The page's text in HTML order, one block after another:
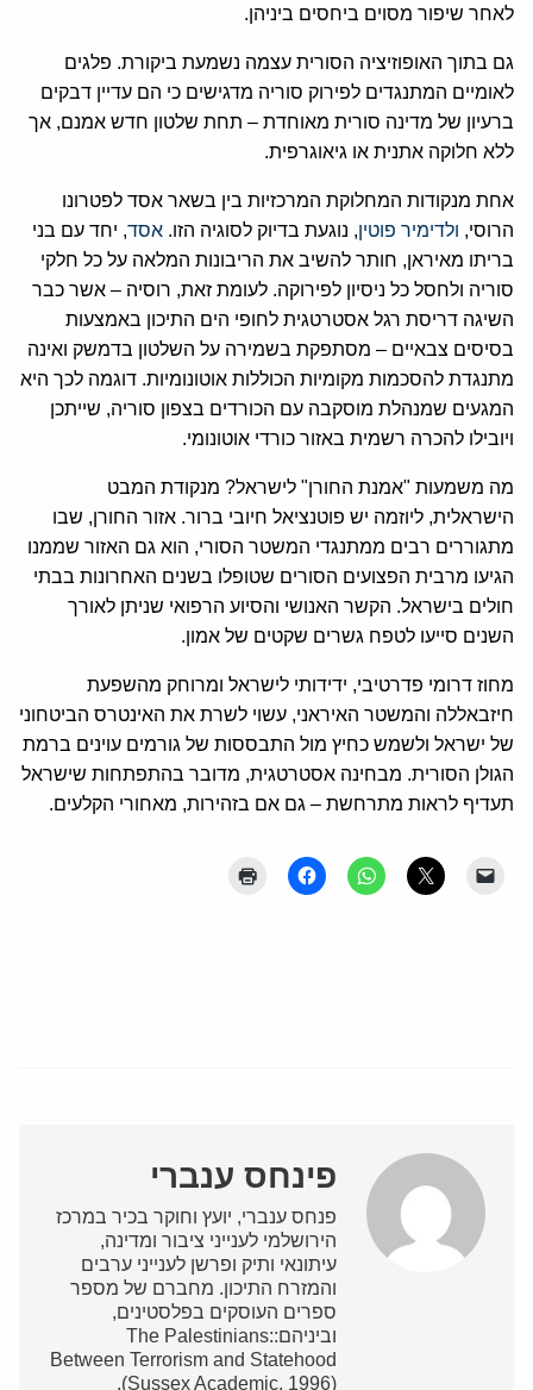
לאחר שיפור מסוים ביחסים ביניהן.
גם בתוך האופוזיציה הסורית עצמה נשמעת ביקורת. פלגים
לאומיים המתנגדים לפירוק סוריה מדגישים כי הם עדיין דבקים
ברעיון של מדינה סורית מאוחדת – תחת שלטון חדש אמנם, אך
ללא חלוקה אתנית או גיאוגרפית.
אחת מנקודות המחלוקת המרכזיות בין בשאר אסד לפטרונו
הרוסי, ולדימיר פוטין, נוגעת בדיוק לסוגיה הזו. אסד, יחד עם בני
בריתו מאיראן, חותר להשיב את הריבונות המלאה על כל חלקי
סוריה ולחסל כל ניסיון לפירוקה. לעומת זאת, רוסיה – אשר כבר
השיגה דריסת רגל אסטרטגית לחופי הים התיכון באמצעות
בסיסים צבאיים – מסתפקת בשמירה על השלטון בדמשק ואינה
מתנגדת להסכמות מקומיות הכוללות אוטונומיות. דוגמה לכך היא
המגעים שמנהלת מוסקבה עם הכורדים בצפון סוריה, שייתכן
ויובילו להכרה רשמית באזור כורדי אוטונומי.
מה משמעות "אמנת החורן" לישראל? מנקודת המבט
הישראלית, ליוזמה יש פוטנציאל חיובי ברור. אזור החורן, שבו
מתגוררים רבים ממתנגדי המשטר הסורי, הוא גם האזור שממנו
הגיעו מרבית הפצועים הסורים שטופלו בשנים האחרונות בבתי
חולים בישראל. הקשר האנושי והסיוע הרפואי שניתן לאורך
השנים סייעו לטפח גשרים שקטים של אמון.
מחוז דרומי פדרטיבי, ידידותי לישראל ומרוחק מהשפעת
חיזבאללה והמשטר האיראני, עשוי לשרת את האינטרס הביטחוני
של ישראל ולשמש כחיץ מול התבססות של גורמים עוינים ברמת
הגולן הסורית. מבחינה אסטרטגית, מדובר בהתפתחות שישראל
תעדיף לראות מתרחשת – גם אם בזהירות, מאחורי הקלעים.
פינחס ענברי
פנחס ענברי, יועץ וחוקר בכיר במרכז
הירושלמי לענייני ציבור ומדינה,
עיתונאי ותיק ופרשן לענייני ערבים
והמזרח התיכון. מחברם של מספר
ספרים העוסקים בפלסטינים,
וביניהם:The Palestinians:
Between Terrorism and Statehood
(Sussex Academic, 1996).